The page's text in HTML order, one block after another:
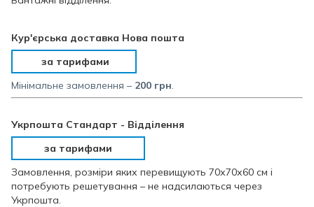
Кур'єрська доставка Нова пошта
за тарифами
Мінімальне замовлення – 200 грн
Укрпошта Стандарт - Відділення
за тарифами
Замовлення, розміри яких перевищують 70х70х60 см і
потребують решетування – не надсилаються через
Укрпошта.